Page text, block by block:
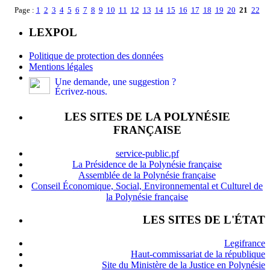
Page : 1 2 3 4 5 6 7 8 9 10 11 12 13 14 15 16 17 18 19 20 21 22
LEXPOL
Politique de protection des données
Mentions légales
Une demande, une suggestion ?
Écrivez-nous.
LES SITES DE LA POLYNÉSIE
FRANÇAISE
service-public.pf
La Présidence de la Polynésie française
Assemblée de la Polynésie française
Conseil Économique, Social, Environnemental et Culturel de
la Polynésie française
LES SITES DE L'ÉTAT
Legifrance
Haut-commissariat de la république
Site du Ministère de la Justice en Polynésie